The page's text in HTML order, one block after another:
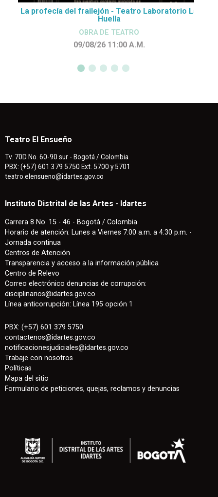
La profecía del frailejón - Teatro Laboratorio La
Huella
OBRA DE TEATRO
09/08/26 11:00 A.M.
Teatro El Ensueño
Tv. 70D No. 60-90 sur - Bogotá / Colombia
PBX: (+57) 601 379 5750 Ext. 5700 y 5701
teatro.elensueno@idartes.gov.co
Instituto Distrital de las Artes - Idartes
Carrera 8 No. 15 - 46 - Bogotá / Colombia
Horario de atención: Lunes a Viernes 7:00 a.m. a 4:30 p.m. -
Jornada continua
Centros de Atención
Transparencia y acceso a la información pública
Centro de Relevo
Correo electrónico denuncias de corrupción:
disciplinarios@idartes.gov.co
Línea anticorrupción: Línea 195 opción 1
PBX: (+57) 601 379 5750
contactenos@idartes.gov.co
notificacionesjudiciales@idartes.gov.co
Trabaje con nosotros
Políticas
Mapa del sitio
Formulario de peticiones, quejas, reclamos y denuncias